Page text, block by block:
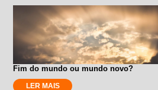
Fim do mundo ou mundo novo?
LER MAIS